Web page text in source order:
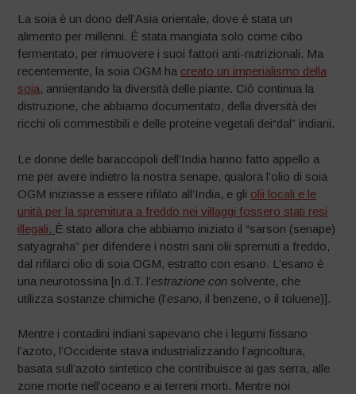
La soia è un dono dell’Asia orientale, dove è stata un
alimento per millenni. È stata mangiata solo come cibo
fermentato, per rimuovere i suoi fattori anti-nutrizionali. Ma
recentemente, la soia OGM ha creato un imperialismo della
soia, annientando la diversità delle piante. Ciò continua la
distruzione, che abbiamo documentato, della diversità dei
ricchi oli commestibili e delle proteine vegetali dei“dal” indiani.
Le donne delle baraccopoli dell’India hanno fatto appello a
me per avere indietro la nostra senape, qualora l’olio di soia
OGM iniziasse a essere rifilato all’India, e gli olii locali e le
unità per la spremitura a freddo nei villaggi fossero stati resi
illegali. È stato allora che abbiamo iniziato il “sarson (senape)
satyagraha” per difendere i nostri sani olii spremuti a freddo,
dal rifilarci olio di soia OGM, estratto con esano. L’esano è
una neurotossina [n.d.T. l’estrazione con solvente, che
utilizza sostanze chimiche (l’esano, il benzene, o il toluene)].
Mentre i contadini indiani sapevano che i legumi fissano
l’azoto, l’Occidente stava industrializzando l’agricoltura,
basata sull’azoto sintetico che contribuisce ai gas serra, alle
zone morte nell’oceano e ai terreni morti. Mentre noi